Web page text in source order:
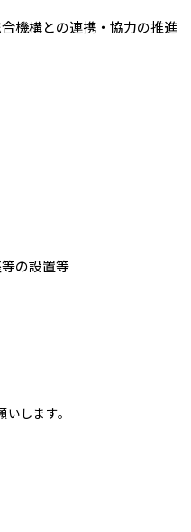
機構との連携・協力の推進
の設置等
します。